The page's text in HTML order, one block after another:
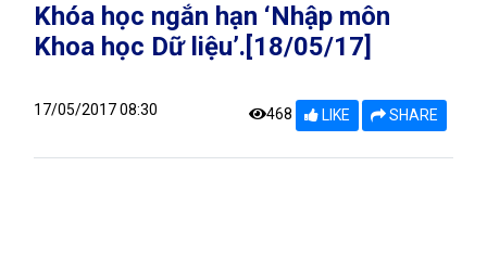
Khóa học ngắn hạn ‘Nhập môn
Khoa học Dữ liệu’.[18/05/17]
17/05/2017 08:30 468 LIKE SHARE